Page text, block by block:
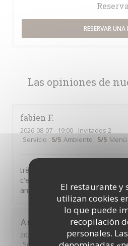
El restaurante y
utilizan cookies
lo que puede
recopilación
personales.
Las opiniones de
fabien F
2026-08-07- 19:00 - Invitados 2
Servicio : 5/5 Ambiente : 5/5 Menú
très bon restaurant tarte flambé
c'est excellent , très bien
amis(es)
Angelique A
2026-08-07
- 20:15 - Invitados 2
Servicio
/5 Ambiente:5/5 Menú
Reserva
RESERVAR UNA